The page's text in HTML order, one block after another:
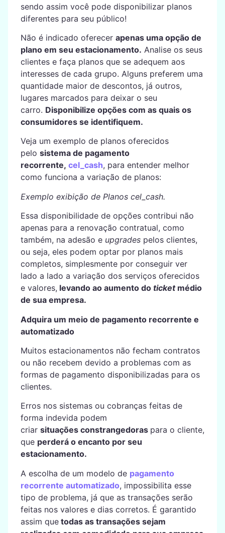
sendo assim você pode disponibilizar planos
diferentes para seu público!
Não é indicado oferecer apenas uma opção de
plano em seu estacionamento. Analise os seus
clientes e faça planos que se adequem aos
interesses de cada grupo. Alguns preferem uma
quantidade maior de descontos, já outros,
lugares marcados para deixar o seu
carro. Disponibilize opções com as quais os
consumidores se identifiquem.
Veja um exemplo de planos oferecidos
pelo sistema de pagamento
recorrente, cel_cash, para entender melhor
como funciona a variação de planos:
Exemplo exibição de Planos cel_cash.
Essa disponibilidade de opções contribui não
apenas para a renovação contratual, como
também, na adesão e upgradespelos clientes,
ou seja, eles podem optar por planos mais
completos, simplesmente por conseguir ver
lado a lado a variação dos serviços oferecidos
e valores, levando ao aumento do ticketmédio
de sua empresa.
Adquira um meio de pagamento recorrente e
automatizado
Muitos estacionamentos não fecham contratos
ou não recebem devido a problemas com as
formas de pagamento disponibilizadas para os
clientes.
Erros nos sistemas ou cobranças feitas de
forma indevida podem
criar situações constrangedoras para o cliente,
que perderá o encanto por seu
estacionamento.
A escolha de um modelo de pagamento
recorrente automatizado, impossibilita esse
tipo de problema, já que as transações serão
feitas nos valores e dias corretos. É garantido
assim quetodas as transações sejam